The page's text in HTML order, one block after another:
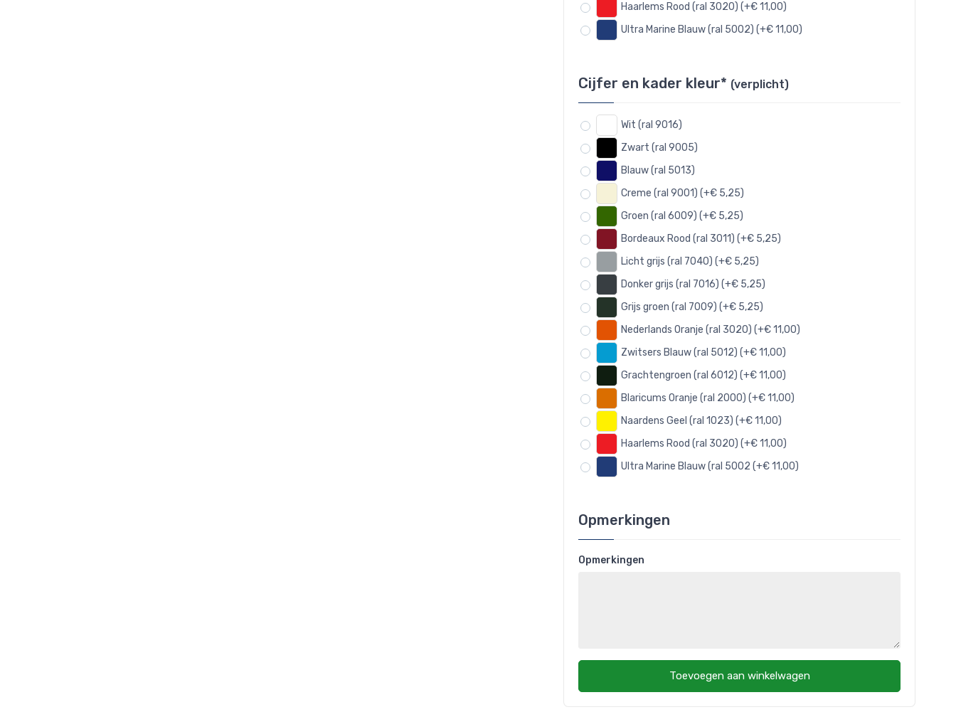
Haarlems Rood (ral 3020) (+€ 11,00)
Ultra Marine Blauw (ral 5002) (+€ 11,00)
Cijfer en kader kleur* (verplicht)
Wit (ral 9016)
Zwart (ral 9005)
Blauw (ral 5013)
Creme (ral 9001) (+€ 5,25)
Groen (ral 6009) (+€ 5,25)
Bordeaux Rood (ral 3011) (+€ 5,25)
Licht grijs (ral 7040) (+€ 5,25)
Donker grijs (ral 7016) (+€ 5,25)
Grijs groen (ral 7009) (+€ 5,25)
Nederlands Oranje (ral 3020) (+€ 11,00)
Zwitsers Blauw (ral 5012) (+€ 11,00)
Grachtengroen (ral 6012) (+€ 11,00)
Blaricums Oranje (ral 2000) (+€ 11,00)
Naardens Geel (ral 1023) (+€ 11,00)
Haarlems Rood (ral 3020) (+€ 11,00)
Ultra Marine Blauw (ral 5002 (+€ 11,00)
Opmerkingen
Opmerkingen
Toevoegen aan winkelwagen